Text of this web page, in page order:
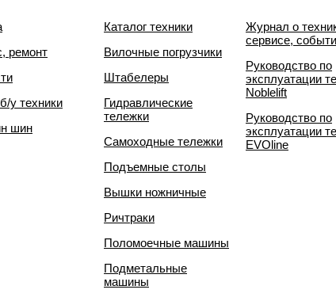
ремонт
у техники
шин
Каталог техники
Вилочные погрузчики
Штабелеры
Гидравлические
тележки
Самоходные тележки
Подъемные столы
Вышки ножничные
Ричтраки
Поломоечные машины
Подметальные
машины
Журнал о
сервисе,
Руководство по
эксплуатации
Noblelift
Руководство по
эксплуатации
EVOline